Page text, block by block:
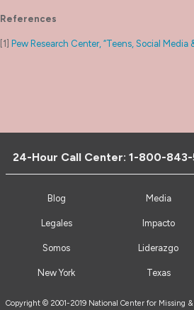
References
[1] Pew Research Center, “Teens, Social
24-Hour Call Center:1-800-843-
Blog Media
Legales Impacto
Somos Liderazgo
New York Texas
Copyright © 2001-2019 National Center for Missing